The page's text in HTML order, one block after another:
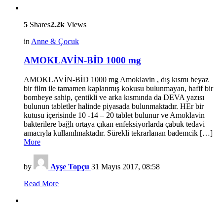
5 Shares2.2k Views
in Anne & Çocuk
AMOKLAVİN-BİD 1000 mg
AMOKLAVİN-BİD 1000 mg Amoklavin , dış kısmı beyaz
bir film ile tamamen kaplanmış kokusu bulunmayan, hafif bir
bombeye sahip, çentikli ve arka kısmında da DEVA yazısı
bulunun tabletler halinde piyasada bulunmaktadır. HEr bir
kutusu içerisinde 10 -14 – 20 tablet bulunur ve Amoklavin
bakterilere bağlı ortaya çıkan enfeksiyorlarda çabuk tedavi
amacıyla kullanılmaktadır. Sürekli tekrarlanan bademcik […]
More
by Ayşe Topçu 31 Mayıs 2017, 08:58
Read More